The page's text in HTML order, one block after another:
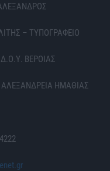
– ΤΥΠΟΓΡΑΦΕΙΟ
ΒΕΡΟΙΑΣ
ΗΜΑΘΙΑΣ